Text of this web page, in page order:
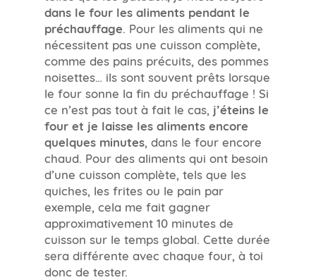
dans le four les aliments pendant le
préchauffage . Pour les aliments qui ne
nécessitent pas une cuisson complète,
comme des pains précuits, des pommes
noisettes… ils sont souvent prêts lorsque
le four sonne la fin du préchauffage ! Si
ce n’est pas tout à fait le cas, j’éteins le
four et je laisse les aliments encore
quelques minutes, dans le four encore
chaud. Pour des aliments qui ont besoin
d’une cuisson complète, tels que les
quiches, les frites ou le pain par
exemple, cela me fait gagner
approximativement 10 minutes de
cuisson sur le temps global. Cette durée
sera différente avec chaque four, à toi
donc de tester.